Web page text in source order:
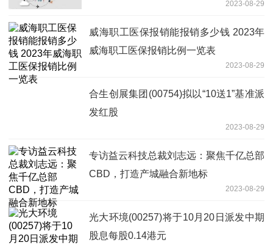
2023-08-29
威海职工医保报销能报销多少钱 2023年
威海职工医保报销比例一览表
2023-08-29
合生创展集团(00754)拟以“10送1”基准派
发红股
2023-08-29
专访益云科技总裁刘志远：聚焦千亿总部
CBD，打造产城融合新地标
2023-08-29
光大环境(00257)将于10月20日派发中期
股息每股0.14港元